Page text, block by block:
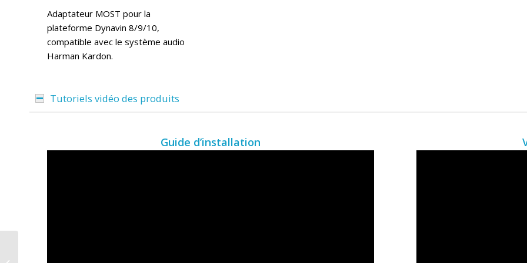
Adaptateur MOST pour la
plateforme Dynavin 8/9/10,
compatible avec le système audio
Harman Kardon.
Tutoriels vidéo des produits
Guide d’installation